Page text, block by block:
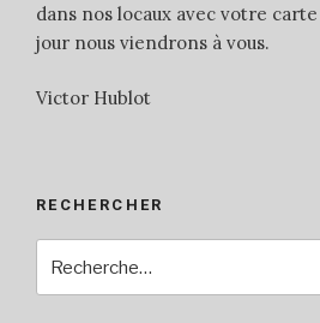
dans nos locaux avec votre carte
jour nous viendrons à vous.
Victor Hublot
RECHERCHER